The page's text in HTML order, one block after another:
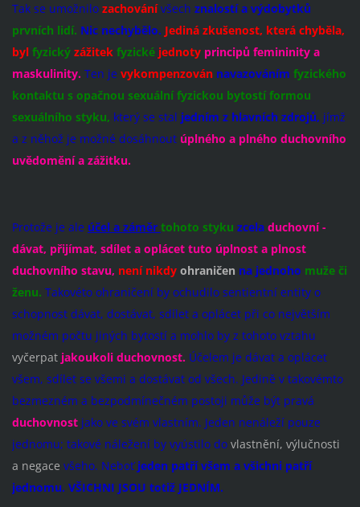
Tak se umožnilo zachování všech znalostí a výdobytků
prvních lidí. Nic nechybělo. Jediná zkušenost, která chyběla,
byl fyzický zážitekfyzické jednoty principů femininitya
maskulinity. Ten je vykompenzován navazováním fyzického
kontaktu s opačnou sexuální fyzickou bytostí formou
sexuálního styku, který se stal jedním z hlavních zdrojů, jímž
a z něhož je možné dosáhnout úplného a plného duchovního
uvědomění a zážitku.
Protože je ale účel a záměr tohoto styku zcela duchovní -
dávat, přijímat, sdílet a oplácet tuto úplnost a plnost
duchovního stavu, není nikdy ohraničen na jednoho muže či
ženu. Takovéto ohraničení by ochudilo sentientní entity o
schopnost dávat, dostávat, sdílet a oplácet při co největším
možném počtu jiných bytostí a mohlo by z tohoto vztahu
vyčerpat jakoukoli duchovnost. Účelem je dávat a oplácet
všem, sdílet se všemi a dostávat od všech. Jedině v takovémto
bezmezném a bezpodmínečném postoji může být pravá
duchovnostjako ve svém vlastním. Jeden nenáleží pouze
jednomu; takové náležení by vyústilo dovlastnění, výlučnosti
a negace všeho. Neboťjeden patří všem a všichni patří
jednomu. VŠICHNI JSOU totiž JEDNÍM.